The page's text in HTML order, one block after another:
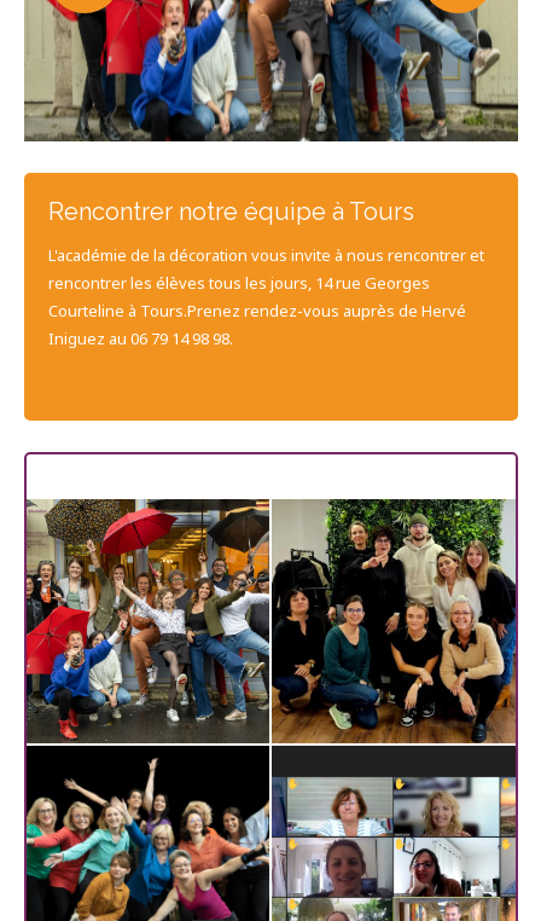
Rencontrer notre équipe à Tours
L'académie de la décoration vous invite à nous rencontrer et
rencontrer les élèves tous les jours, 14 rue Georges
Courteline à Tours.Prenez rendez-vous auprès de Hervé
Iniguez au 06 79 14 98 98.